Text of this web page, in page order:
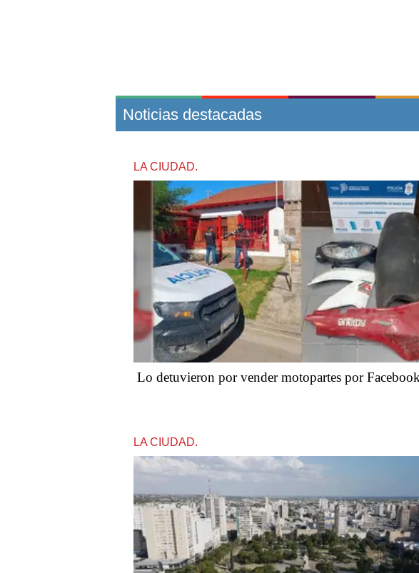
Noticias destacadas
LA CIUDAD.
Lo detuvieron por vender motopartes por
LA CIUDAD.